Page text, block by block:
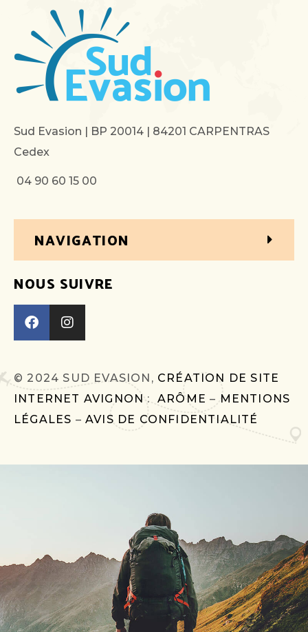
Sud Evasion | BP 20014 | 84201 CARPENTRAS
Cedex
04 90 60 15 00
NAVIGATION
NOUS SUIVRE
© 2024 SUD EVASION, CRÉATION DE SITE
INTERNET AVIGNON:ARÔME –MENTIONS
LÉGALES –AVIS DE CONFIDENTIALITÉ